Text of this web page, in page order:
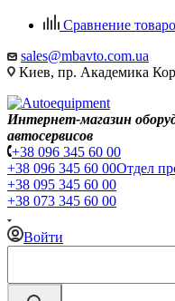
Сравнение
sales@mbavto.com.ua
Киев, пр. Академика
Интернет-магазин
автосервисов
+38 096 345 60 00
+38 096 345 60 00Отдел
+38 095 345 60 00
+38 073 345 60 00
Войти